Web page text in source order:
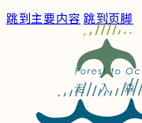
跳到主要内容 跳到页脚